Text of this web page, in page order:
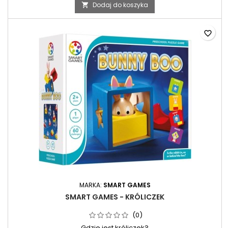
 Dodaj do koszyka
MARKA: SMART GAMES
SMART GAMES - KRÓLICZEK
(0)
favorite_border